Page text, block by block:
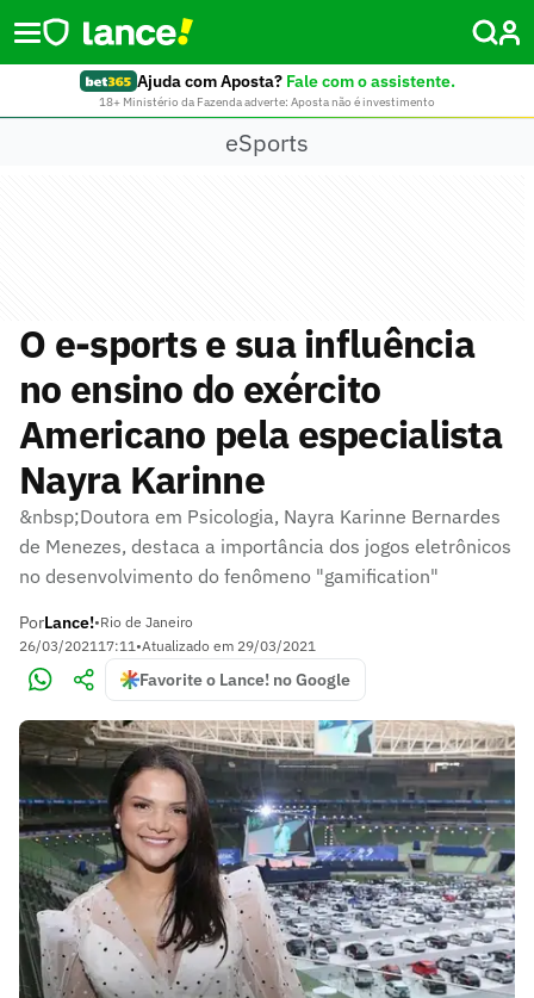
Ajuda com Aposta? Fale com o assistente.
18+ Ministério da Fazenda adverte: Aposta não é investimento
eSports
O e-sports e sua influência
no ensino do exército
Americano pela especialista
Nayra Karinne
&nbsp;Doutora em Psicologia, Nayra Karinne Bernardes
de Menezes, destaca a importância dos jogos eletrônicos
no desenvolvimento do fenômeno "gamification"
PorLance!•Rio de Janeiro
26/03/202117:11•Atualizado em 29/03/2021
Favorite o Lance! no Google